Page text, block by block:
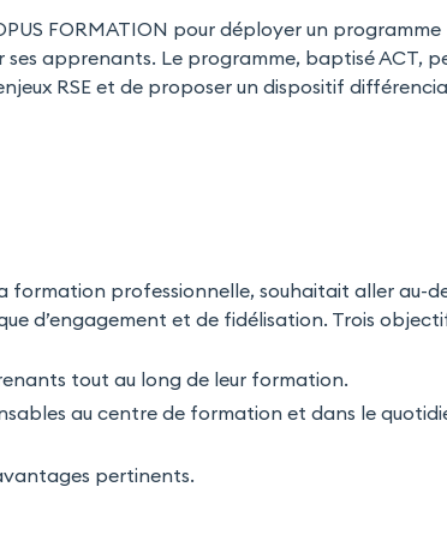
FORMATION pour déployer un programme
apprenants. Le programme, baptisé ACT,
RSE et de proposer un dispositif
formation professionnelle, souhaitait aller au-
d’engagement et de fidélisation. Trois
tout au long de leur formation.
au centre de formation et dans le
pertinents.